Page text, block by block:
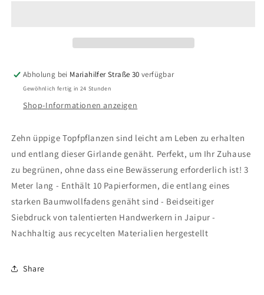
Abholung bei Mariahilfer Straße 30 verfügbar
Gewöhnlich fertig in 24 Stunden
Shop-Informationen anzeigen
Zehn üppige Topfpflanzen sind leicht am Leben zu erhalten
und entlang dieser Girlande genäht. Perfekt, um Ihr Zuhause
zu begrünen, ohne dass eine Bewässerung erforderlich ist! 3
Meter lang - Enthält 10 Papierformen, die entlang eines
starken Baumwollfadens genäht sind - Beidseitiger
Siebdruck von talentierten Handwerkern in Jaipur -
Nachhaltig aus recycelten Materialien hergestellt
Share